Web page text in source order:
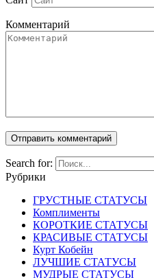
Комментарий
Search for:
Рубрики
ГРУСТНЫЕ СТАТУСЫ
Комплименты
КОРОТКИЕ СТАТУСЫ
КРАСИВЫЕ СТАТУСЫ
Курт Кобейн
ЛУЧШИЕ СТАТУСЫ
МУДРЫЕ СТАТУСЫ